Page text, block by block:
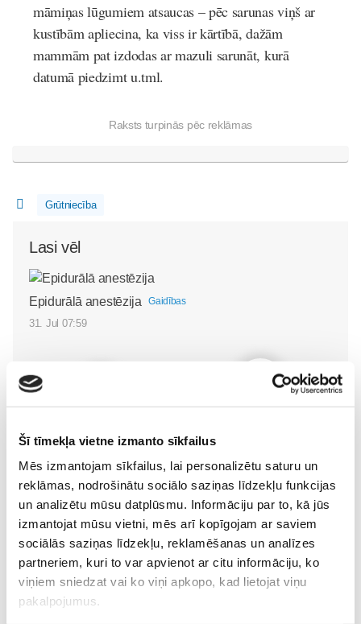
Šī tīmekļa vietne izmanto sīkfailus
Mēs izmantojam sīkfailus, lai personalizētu saturu un
reklāmas, nodrošinātu sociālo saziņas līdzekļu funkcijas
un analizētu mūsu datplūsmu. Informāciju par to, kā jūs
izmantojat mūsu vietni, mēs arī kopīgojam ar saviem
sociālās saziņas līdzekļu, reklamēšanas un analīzes
partneriem, kuri to var apvienot ar citu informāciju, ko
viņiem sniedzat vai ko viņi apkopo, kad lietojat viņu
pakalpojumus.
māmiņas lūgumiem atsaucas – pēc sarunas viņš ar
kustībām apliecina, ka viss ir kārtībā, dažām
mammām pat izdodas ar mazuli sarunāt, kurā
datumā piedzimt u.tml.
Raksts turpinās pēc reklāmas
Grūtniecība
Lasi vēl
Epidurālā anestēzija Gaidības
31. Jul 07:59
Superbēbīte Šarlote nāk
slimnīcā
Gaidības
09. Jul 09:55
Superbēbis 2026!